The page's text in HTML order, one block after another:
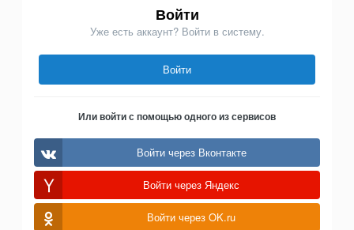
Войти
Уже есть аккаунт? Войти в систему.
Войти
Или войти с помощью одного из сервисов
Войти через Вконтакте
Войти через Яндекс
Войти через OK.ru